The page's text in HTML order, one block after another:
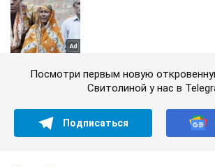
Посмотри первым новую
Свитолиной у нас в
Подписаться